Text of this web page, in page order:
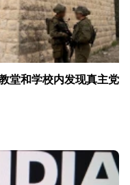
堂和学校内发现真主党